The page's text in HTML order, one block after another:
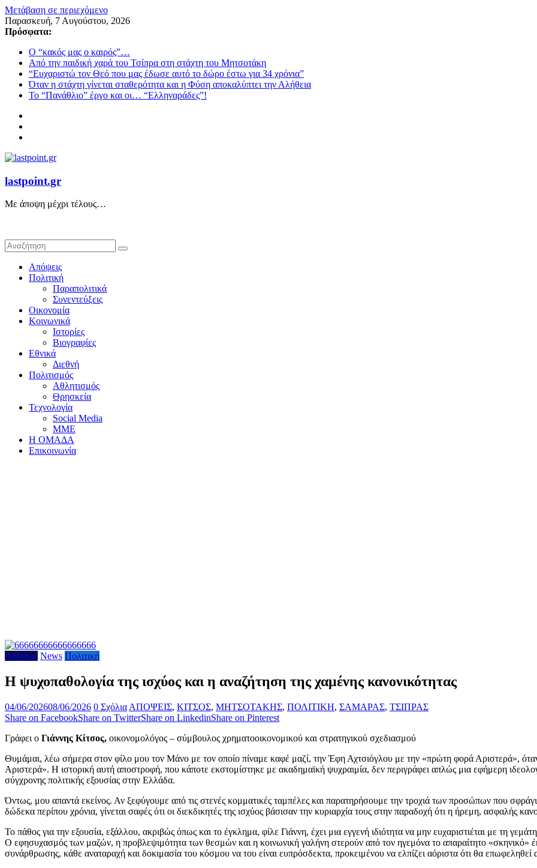
Μετάβαση σε περιεχόμενο
Παρασκευή, 7 Αυγούστου, 2026
Πρόσφατα:
Ο “κακός μας ο καιρός”…
Από την παιδική χαρά του Τσίπρα στη στάχτη του Μητσοτάκη
“Ευχαριστώ τον Θεό που μας έδωσε αυτό το δώρο έστω για 34 χρόνια”
Όταν η στάχτη γίνεται σταθερότητα και η Φύση αποκαλύπτει την Αλήθεια
Το “Πανάθλιο” έργο και οι… “Ελληναράδες”!
lastpoint.gr
Με άποψη μέχρι τέλους…
Απόψεις
Πολιτική
Παραπολιτικά
Συνεντεύξεις
Οικονομία
Κοινωνικά
Ιστορίες
Βιογραφίες
Εθνικά
Διεθνή
Πολιτισμός
Αθλητισμός
Θρησκεία
Τεχνολογία
Social Media
ΜΜΕ
Η ΟΜΑΔΑ
Επικοινωνία
Απόψεις News Πολιτική
Η ψυχοπαθολογία της ισχύος και η αναζήτηση της χαμένης κανονικότητας
04/06/202608/06/2026 0 Σχόλια ΑΠΟΨΕΙΣ, ΚΙΤΣΟΣ, ΜΗΤΣΟΤΑΚΗΣ, ΠΟΛΙΤΙΚΗ, ΣΑΜΑΡΑΣ, ΤΣΙΠΡΑΣ
Share on FacebookShare on TwitterShare on LinkedinShare on Pinterest
Γράφει ο Γιάννης Κίτσος, οικονομολόγος – σύμβουλος χρηματοοικονομικού και στρατηγικού σχεδιασμού
Θυμάμαι, λέω σήμερα στον φίλο μου τον Μάνο με τον οποίο πίναμε καφέ μαζί, την Έφη Αχτσιόγλου με την «πρώτη φορά Αριστερά», όταν
Αριστερά». Η ιστορική αυτή αποστροφή, που κάποτε εκστομίστηκε με ακαδημαϊκή ψυχραιμία, δεν περιγράφει απλώς μια εφήμερη
σύγχρονης πολιτικής εξουσίας στην Ελλάδα.
Όντως, μου απαντά εκείνος. Αν ξεφύγουμε από τις στενές κομματικές ταμπέλες και παρατηρήσουμε την τροχιά των προσώπων που
δώδεκα περίπου χρόνια, γίνεται σαφές ότι οι διεκδικητές της ισχύος βάσισαν την κυριαρχία τους στην παραδοχή ότι η ήρεμη, ασφαλής
Το πάθος για την εξουσία, εξάλλου, ακριβώς όπως και το έγκλημα, φίλε Γιάννη, έχει μια εγγενή ιδιότητα να μην ευχαριστιέται με τη
Ο εφησυχασμός των μαζών, η προβλεψιμότητα των θεσμών και η κοινωνική γαλήνη στερούν από τον ηγεμόνα το απαραίτητο «σκηνικό»
συνάρθρωσης, κάθε αναταραχή και δοκιμασία του κόσμου να του είναι ευπρόσδεκτα, προκειμένου να ελπίζει αόριστα ότι θα